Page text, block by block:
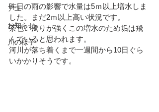
アユ
お知らせ
川の様子
昨日の雨の影響で水量は5ｍ以上増水しま
した。まだ2ｍ以上高い状況です。
茶色い濁りが強くこの増水のため垢は飛
んでいると思われます。
河川が落ち着くまで一週間から10日ぐら
いかかりそうです。